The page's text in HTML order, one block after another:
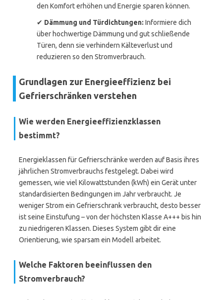
den Komfort erhöhen und Energie sparen können.
✔ Dämmung und Türdichtungen: Informiere dich
über hochwertige Dämmung und gut schließende
Türen, denn sie verhindern Kälteverlust und
reduzieren so den Stromverbrauch.
Grundlagen zur Energieeffizienz bei
Gefrierschränken verstehen
Wie werden Energieeffizienzklassen
bestimmt?
Energieklassen für Gefrierschränke werden auf Basis ihres
jährlichen Stromverbrauchs festgelegt. Dabei wird
gemessen, wie viel Kilowattstunden (kWh) ein Gerät unter
standardisierten Bedingungen im Jahr verbraucht. Je
weniger Strom ein Gefrierschrank verbraucht, desto besser
ist seine Einstufung – von der höchsten Klasse A+++ bis hin
zu niedrigeren Klassen. Dieses System gibt dir eine
Orientierung, wie sparsam ein Modell arbeitet.
Welche Faktoren beeinflussen den
Stromverbrauch?